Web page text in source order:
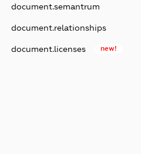
document.semantrum
document.relationships
document.licenses new!